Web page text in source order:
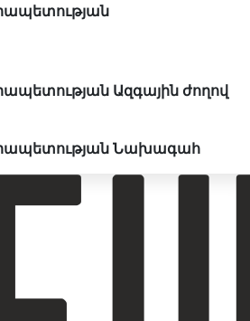
Ազգային ժողով
Նախագահ